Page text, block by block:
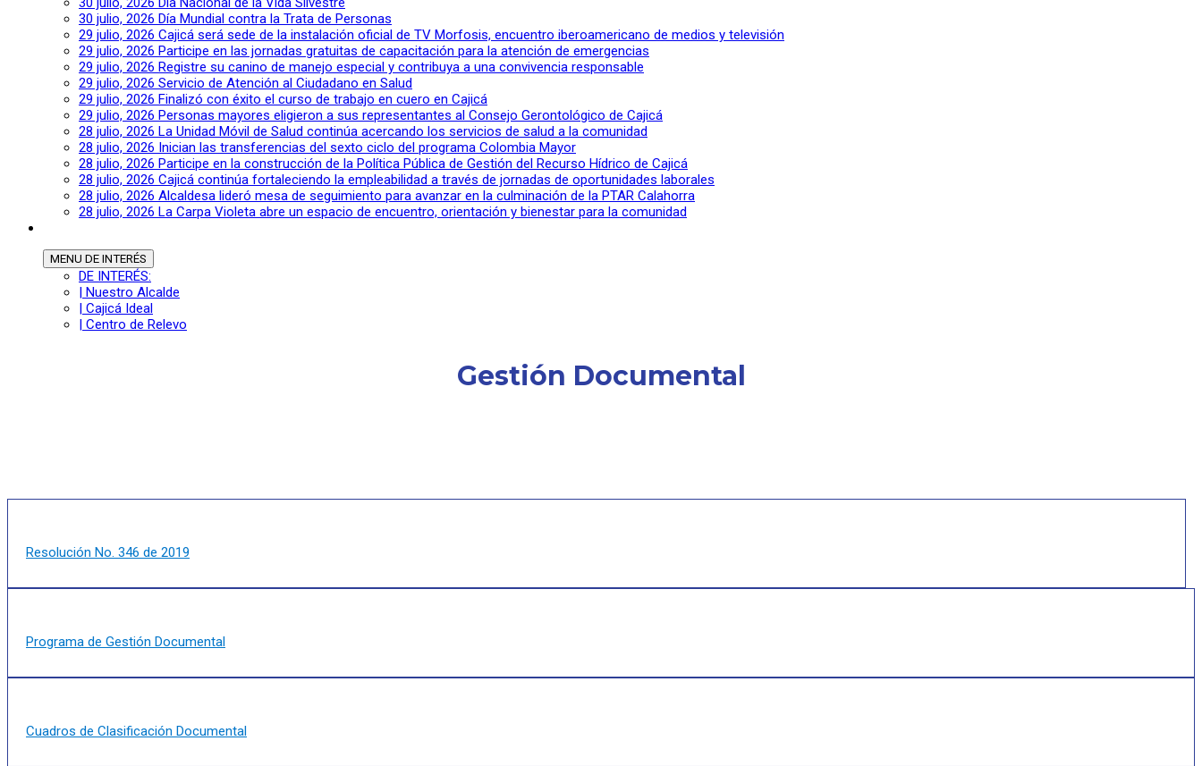
30 julio, 2026 Día Mundial contra la Trata de Personas
29 julio, 2026 Cajicá será sede de la instalación oficial de TV Morfosis, encuentro iberoamericano de medios y televisión
29 julio, 2026 Participe en las jornadas gratuitas de capacitación para la atención de emergencias
29 julio, 2026 Registre su canino de manejo especial y contribuya a una convivencia responsable
29 julio, 2026 Servicio de Atención al Ciudadano en Salud
29 julio, 2026 Finalizó con éxito el curso de trabajo en cuero en Cajicá
29 julio, 2026 Personas mayores eligieron a sus representantes al Consejo Gerontológico de Cajicá
28 julio, 2026 La Unidad Móvil de Salud continúa acercando los servicios de salud a la comunidad
28 julio, 2026 Inician las transferencias del sexto ciclo del programa Colombia Mayor
28 julio, 2026 Participe en la construcción de la Política Pública de Gestión del Recurso Hídrico de Cajicá
28 julio, 2026 Cajicá continúa fortaleciendo la empleabilidad a través de jornadas de oportunidades laborales
28 julio, 2026 Alcaldesa lideró mesa de seguimiento para avanzar en la culminación de la PTAR Calahorra
28 julio, 2026 La Carpa Violeta abre un espacio de encuentro, orientación y bienestar para la comunidad
MENU DE INTERÉS
DE INTERÉS:
| Nuestro Alcalde
| Cajicá Ideal
| Centro de Relevo
Gestión Documental
Resolución No. 346 de 2019
Programa de Gestión Documental
Cuadros de Clasificación Documental